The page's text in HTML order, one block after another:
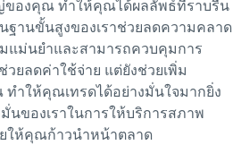
องคุณ ทำให้คุณได้ผลลัพธ์ที่ราบรื่น
านขั้นสูงของเราช่วยลดความคลาด
แม่นยำและสามารถควบคุมการ
ยลดค่าใช้จ่าย แต่ยังช่วยเพิ่ม
ำให้คุณเทรดได้อย่างมั่นใจมากยิ่ง
ของเราในการให้บริการสภาพ
ให้คุณก้าวนำหน้าตลาด